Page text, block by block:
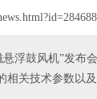
浮鼓风机”发
关技术参数